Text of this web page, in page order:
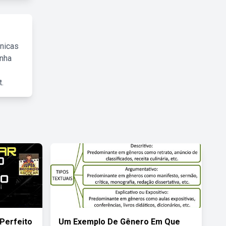
Um Exemplo De Gênero Em Que